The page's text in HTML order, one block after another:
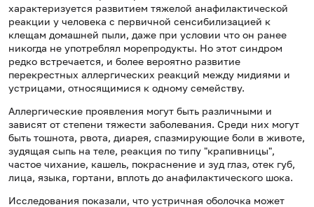
характеризуется развитием тяжелой анафилактической
реакции у человека с первичной сенсибилизацией к
клещам домашней пыли, даже при условии что он ранее
никогда не употреблял морепродукты. Но этот синдром
редко встречается, и более вероятно развитие
перекрестных аллергических реакций между мидиями и
устрицами, относящимися к одному семейству.
Аллергические проявления могут быть различными и
зависят от степени тяжести заболевания. Среди них могут
быть тошнота, рвота, диарея, спазмирующие боли в животе,
зудящая сыпь на теле, реакция по типу "крапивницы",
частое чихание, кашель, покраснение и зуд глаз, отек губ,
лица, языка, гортани, вплоть до анафилактического шока.
Исследования показали, что устричная оболочка может